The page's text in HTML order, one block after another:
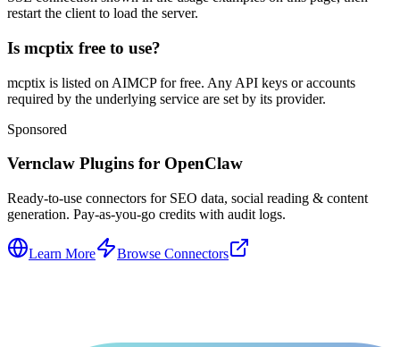
restart the client to load the server.
Is mcptix free to use?
mcptix is listed on AIMCP for free. Any API keys or accounts
required by the underlying service are set by its provider.
Sponsored
Vernclaw Plugins for OpenClaw
Ready-to-use connectors for SEO data, social reading & content
generation. Pay-as-you-go credits with audit logs.
Learn More Browse Connectors